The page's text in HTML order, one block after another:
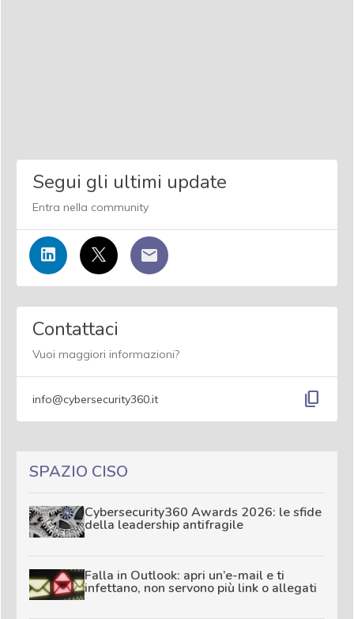
Segui gli ultimi update
Entra nella community
Contattaci
Vuoi maggiori informazioni?
info@cybersecurity360.it content_copy
SPAZIO CISO
Cybersecurity360 Awards 2026: le sfide
della leadership antifragile
Falla in Outlook: apri un’e-mail e ti
infettano, non servono più link o allegati